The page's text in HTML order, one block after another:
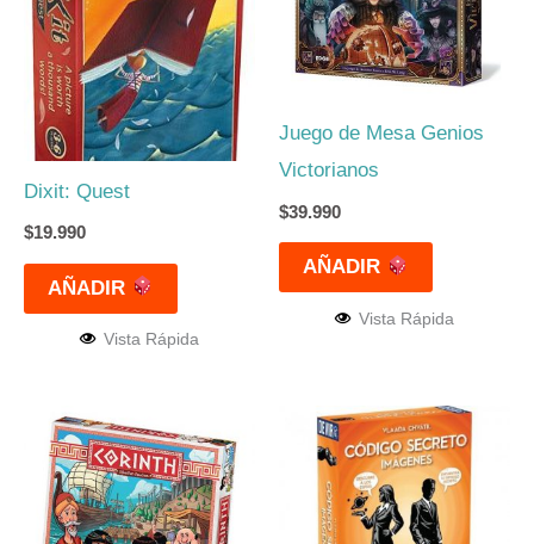
Dixit: Quest
$19.990
AÑADIR
Vista Rápida
Juego de Mesa Genios
Victorianos
$39.990
AÑADIR
Vista Rápida